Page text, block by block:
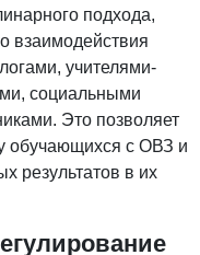
подхода,
взаимодействия
учителями-
социальными
Это позволяет
обучающихся с ОВЗ и
результатов в их